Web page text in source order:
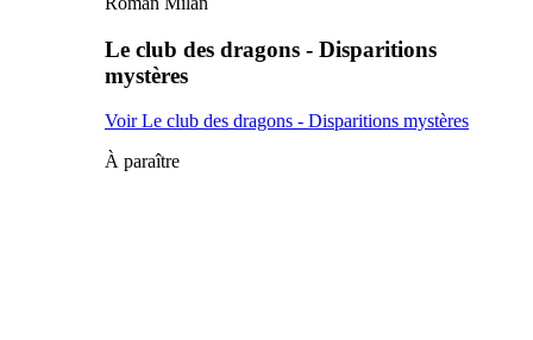
Le club des dragons - Disparitions
mystères
Voir Le club des dragons - Disparitions mystères
À paraître